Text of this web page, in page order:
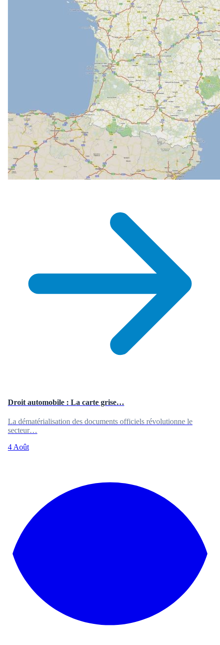
Droit automobile : La carte grise…
La dématérialisation des documents officiels révolutionne le
secteur…
4 Août